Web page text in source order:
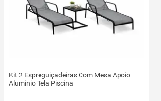
Kit 2 Espreguiçadeiras Com Mesa Apoio
Aluminio Tela Piscina